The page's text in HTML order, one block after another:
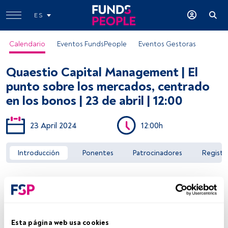
Esta página web usa cookies
ES
Calendario Eventos FundsPeople Eventos Gestoras
Acceder a FundsPeople
Quaestio Capital Management | El
punto sobre los mercados, centrado
en los bonos | 23 de abril | 12:00
23 April 2024 12:00h
Introducción Ponentes Patrocinadores